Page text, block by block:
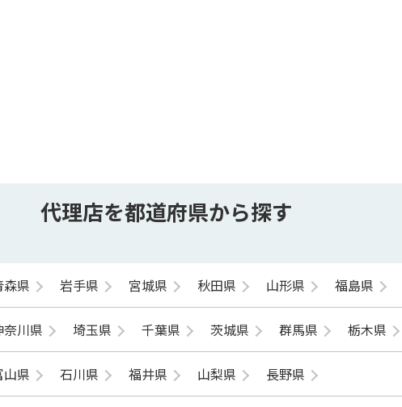
代理店を都道府県から探す
森県 岩手県 宮城県 秋田県 山形県 福島県
奈川県 埼玉県 千葉県 茨城県 群馬県 栃木県
山県 石川県 福井県 山梨県 長野県